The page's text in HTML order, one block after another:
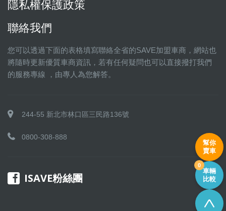
隱私權保護政策
聯絡我們
您可以透過下面的表格填寫聯絡全省的SAVE加盟車商，網站也
將隨時更新優質車商資訊，若有任何疑問也可以直接撥打我們
的服務專線 ，由專人為您解答。
244-55 新北市林口區三民路136號
0800-308-888
ISAVE粉絲團
幫你
賣車
車輛
比較
0